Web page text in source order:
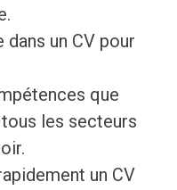
un CV pour
que
les secteurs
un CV